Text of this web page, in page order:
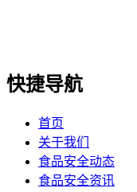
快捷导航
首页
关于我们
食品安全动态
食品安全资讯